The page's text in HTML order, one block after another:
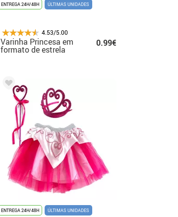
ENTREGA 24H/48H ÚLTIMAS UNIDADES
4.53/5.00
Varinha Princesa em
formato de estrela
0.99€
ENTREGA 24H/48H ÚLTIMAS UNIDADES